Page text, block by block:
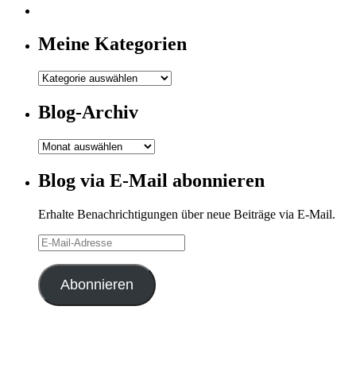
Meine Kategorien
Meine
Blog-Archiv
Blog-
Blog via E-Mail abonnieren
Erhalte Benachrichtigungen über neue Beiträge via E-Mail.
E-
Mail-
Adresse
Abonnieren